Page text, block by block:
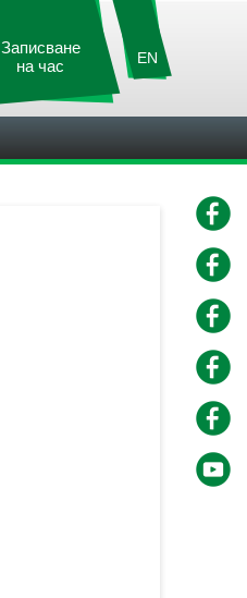
EN
Записване
на час